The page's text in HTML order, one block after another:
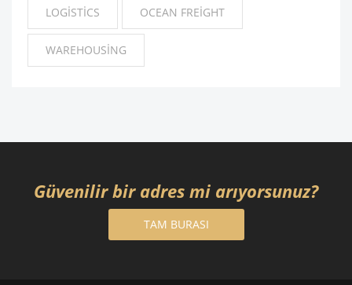
LOGISTICS OCEAN FREIGHT
WAREHOUSING
Güvenilir bir adres mi arıyorsunuz?
TAM BURASI